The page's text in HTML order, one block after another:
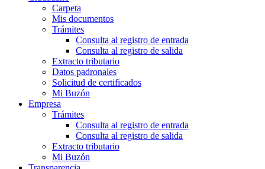
Carpeta
Mis documentos
Trámites
Consulta al registro de entrada
Consulta al registro de salida
Extracto tributario
Datos padronales
Solicitud de certificados
Mi Buzón
Empresa
Trámites
Consulta al registro de entrada
Consulta al registro de salida
Extracto tributario
Mi Buzón